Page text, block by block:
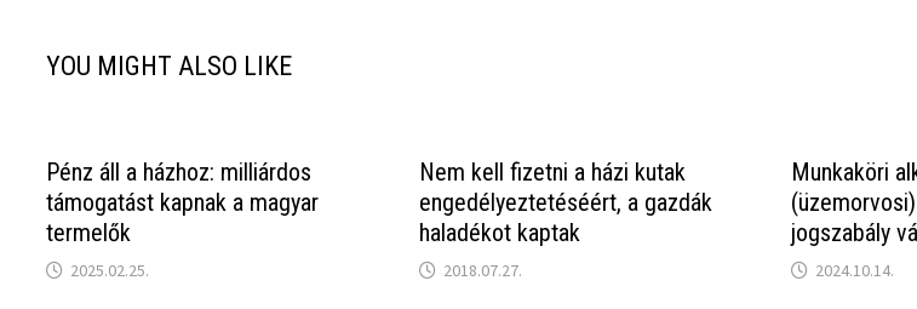
YOU MIGHT ALSO LIKE
Pénz áll a házhoz: milliárdos
támogatást kapnak a magyar
termelők
2025.02.25.
Nem kell fizetni a házi kutak
engedélyeztetéséért, a gazdák
haladékot kaptak
2018.07.27.
Munkaköri
jogszabály
2024.10.14.